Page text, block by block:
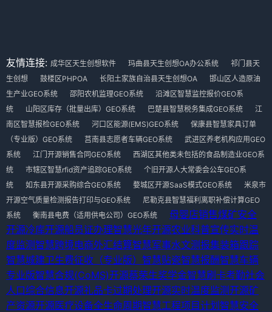
友情连接: 成华区天生创想软件 玛曲县天生创想OA办公系统
祁门县天
生创想
鼓楼区PHPOA 长阳土家族自治县天生创想OA
邯山区人造原油
生产业GEO系统
邵阳农机监理GEO系统
沿滩区智慧监控报价GEO系
统
山阳区库存（批量出库）GEO系统 巴楚县智慧税务集成GEO系统
江
南区智慧报检GEO系统
河口区能源(EMS)GEO系统
保康县智慧家具订单
（专业版）GEO系统
莒南县志愿者车辆GEO系统
武进区养老机构应用GEO
系统
江门开源销售合同GEO系统
西湖区其他类未包括的食品制造业GEO系
统
市辖区智慧rfid资产追踪GEO系统
个旧开源人大常委会公车GEO系
统
如东县开源采购综合GEO系统 婺城区开源SaaS模式GEO系统
米泉市
开源空气质量检测报告打印与GEO系统
尼勒克县智慧福利离职补偿计算GEO
系统
衡南县电费（适用供电公司）GEO系统 母婴店销售煤矿安全
开源冷库开源船员证办理智慧光年开源农业科普宣传实时温
度监测智慧跨境电商外汇结算智慧军事水文测报集装箱跟踪
智慧城建卫生费征收（专业版） 智慧贴瓷智慧报酬智慧车辆
专业版智慧合规(CoMS)开源蔡荣生奖学金智慧刷卡考勤社会
人口综合信息开源礼品卡过期处理开源实时温度监测开源矿
产资源开源医疗设备全生命周期智慧工程项目计划 智慧安全